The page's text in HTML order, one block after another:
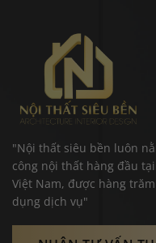
"Nội thất siêu bền luôn
công nội thất hàng đầu
Việt Nam, được hàng
dụng dịch vụ"